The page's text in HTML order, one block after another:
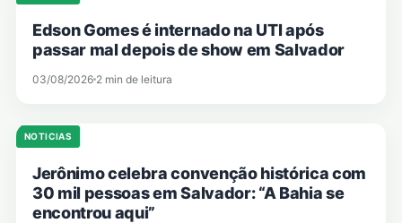
Edson Gomes é internado na UTI após
passar mal depois de show em Salvador
03/08/2026 2 min de leitura
NOTICIAS
Jerônimo celebra convenção histórica com
30 mil pessoas em Salvador: “A Bahia se
encontrou aqui”